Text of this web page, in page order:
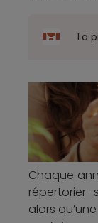
La
Chaque
répertorier
alors